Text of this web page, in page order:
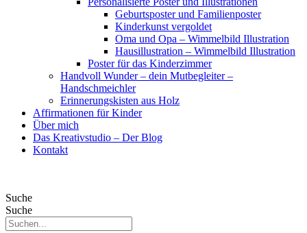
Geburtsposter und Familienposter
Kinderkunst vergoldet
Oma und Opa – Wimmelbild Illustration
Hausillustration – Wimmelbild Illustration
Poster für das Kinderzimmer
Handvoll Wunder – dein Mutbegleiter –
Handschmeichler
Erinnerungskisten aus Holz
Affirmationen für Kinder
Über mich
Das Kreativstudio – Der Blog
Kontakt
Suche
Suche